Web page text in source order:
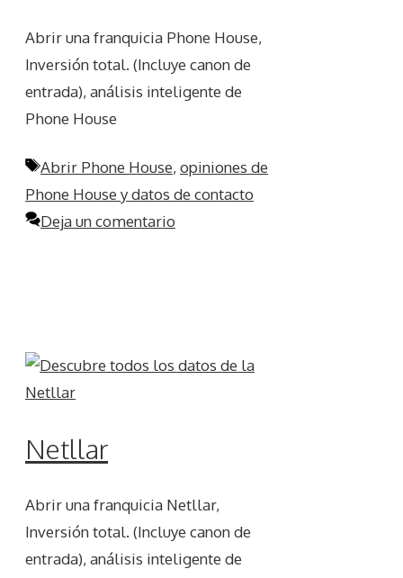
Abrir una franquicia Phone House,
Inversión total. (Incluye canon de
entrada), análisis inteligente de
Phone House
Etiquetas
Abrir Phone House, opiniones de
Phone House y datos de contacto
Deja un comentario
Netllar
Abrir una franquicia Netllar,
Inversión total. (Incluye canon de
entrada), análisis inteligente de